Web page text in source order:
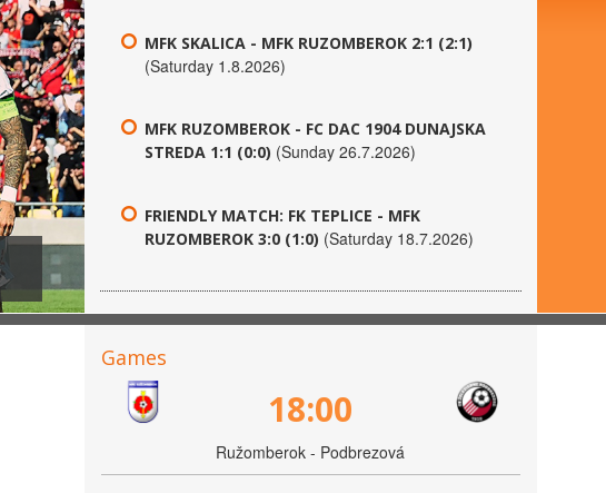
MFK SKALICA - MFK RUZOMBEROK 2:1 (2:1)
(Saturday 1.8.2026)
MFK RUZOMBEROK - FC DAC 1904 DUNAJSKA
STREDA 1:1 (0:0) (Sunday 26.7.2026)
FRIENDLY MATCH: FK TEPLICE - MFK
RUZOMBEROK 3:0 (1:0) (Saturday 18.7.2026)
Games
18:00
Ružomberok - Podbrezová